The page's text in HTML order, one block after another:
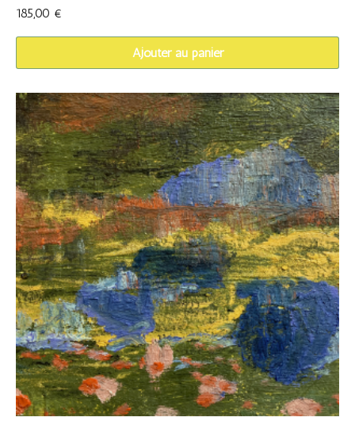
185,00 €
Ajouter au panier